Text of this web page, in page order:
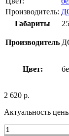
Производитель:
Габариты
Производитель
Цвет:
2 620 р.
Актуальность